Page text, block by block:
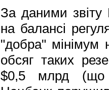
За даними
на балансі
"добра"
обсяг таких
$0,5 млрд (що